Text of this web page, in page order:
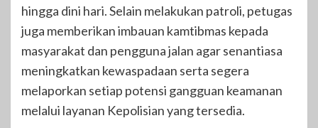
hingga dini hari. Selain melakukan patroli, petugas
juga memberikan imbauan kamtibmas kepada
masyarakat dan pengguna jalan agar senantiasa
meningkatkan kewaspadaan serta segera
melaporkan setiap potensi gangguan keamanan
melalui layanan Kepolisian yang tersedia.